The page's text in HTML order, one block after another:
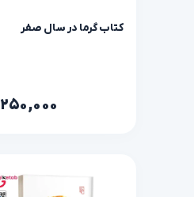
کتاب گرما در سال صفر
۲۵۰,۰۰۰